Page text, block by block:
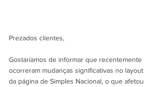
Prezados clientes,
Gostaríamos de informar que recentemente
ocorreram mudanças significativas no layout
da página de Simples Nacional, o que afetou